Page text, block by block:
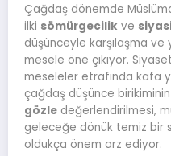
Çağdaş dönemde
ilki sömürgecilik ve
düşünceyle karşılaşma
mesele öne çıkıyor.
meseleler etrafında kafa
çağdaş düşünce birikiminin
gözle değerlendirilmesi,
geleceğe dönük temiz bir
oldukça önem arz ediyor.